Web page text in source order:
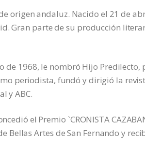
origen andaluz. Nacido el 21 de
Gran parte de su producción
de 1968, le nombró Hijo Predilecto,
periodista, fundó y dirigió la
y ABC.
el Premio `CRONISTA
Bellas Artes de San Fernando y